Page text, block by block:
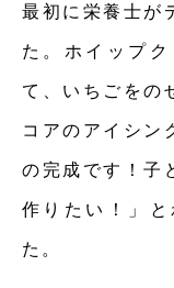
最初に栄養士が
た。ホイップ
て、いちごをの
コアのアイシン
の完成です！子
作りたい！」
た。